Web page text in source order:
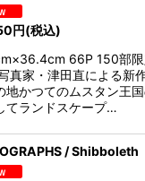
円(税込)
66P 150部限
真家・津田直による新
地かつてのムスタン王
てランドスケープ…
/ Shibboleth